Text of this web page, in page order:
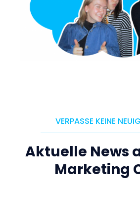
VERPASSE KEINE
Aktuelle News
Marketing